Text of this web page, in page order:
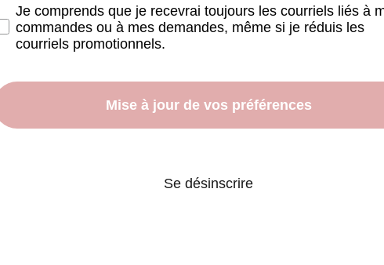
Notice
Je comprends que je recevrai toujours les courriels liés à
commandes ou à mes demandes, même si je réduis les
courriels promotionnels.
Mise à jour de vos préférences
Se désinscrire